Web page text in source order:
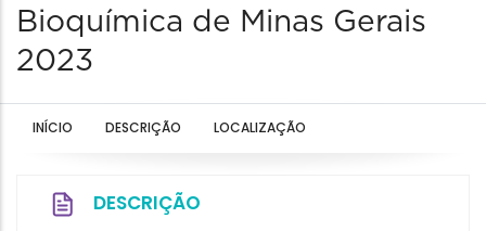
Bioquímica de Minas Gerais
2023
INÍCIO DESCRIÇÃO LOCALIZAÇÃO
DESCRIÇÃO